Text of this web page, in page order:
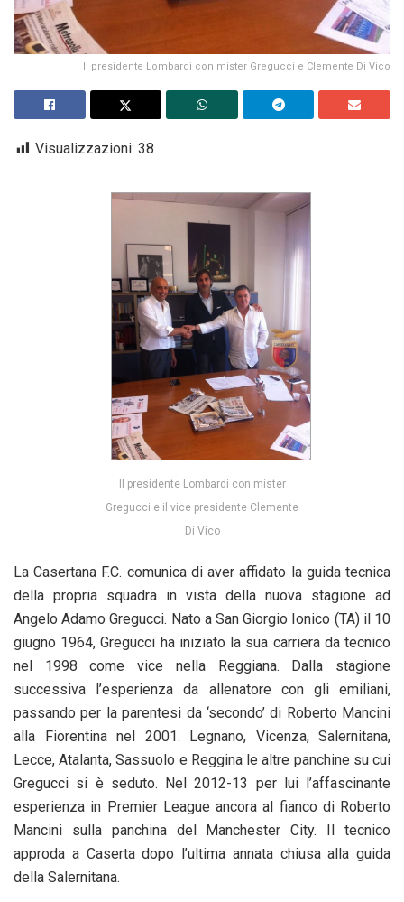
Il presidente Lombardi con mister Gregucci e Clemente Di Vico
Visualizzazioni: 38
Il presidente Lombardi con mister
Gregucci e il vice presidente Clemente
Di Vico
La Casertana F.C. comunica di aver affidato la guida tecnica
della propria squadra in vista della nuova stagione ad
Angelo Adamo Gregucci. Nato a San Giorgio Ionico (TA) il 10
giugno 1964, Gregucci ha iniziato la sua carriera da tecnico
nel 1998 come vice nella Reggiana. Dalla stagione
successiva l’esperienza da allenatore con gli emiliani,
passando per la parentesi da ‘secondo’ di Roberto Mancini
alla Fiorentina nel 2001. Legnano, Vicenza, Salernitana,
Lecce, Atalanta, Sassuolo e Reggina le altre panchine su cui
Gregucci si è seduto. Nel 2012-13 per lui l’affascinante
esperienza in Premier League ancora al fianco di Roberto
Mancini sulla panchina del Manchester City. Il tecnico
approda a Caserta dopo l’ultima annata chiusa alla guida
della Salernitana.